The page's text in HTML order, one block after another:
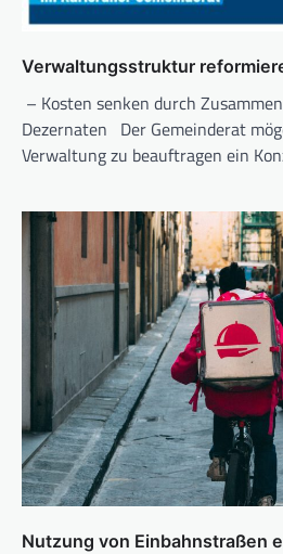
Verwaltungsstruktur
– Kosten senken durch
Dezernaten Der Gemeinderat
Verwaltung zu beauftragen ein
Nutzung von Einbahnstraßen